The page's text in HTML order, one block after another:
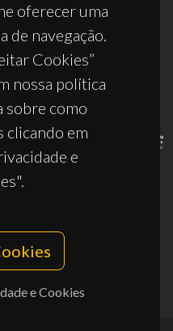
oferecer uma
de navegação.
Cookies”
nossa política
sobre como
clicando em
e
e Cookies
PRR2/50011/2025